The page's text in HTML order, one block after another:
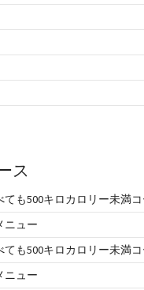
ス
も500キロカロリー未満コ
ニュー
も500キロカロリー未満コ
ニュー